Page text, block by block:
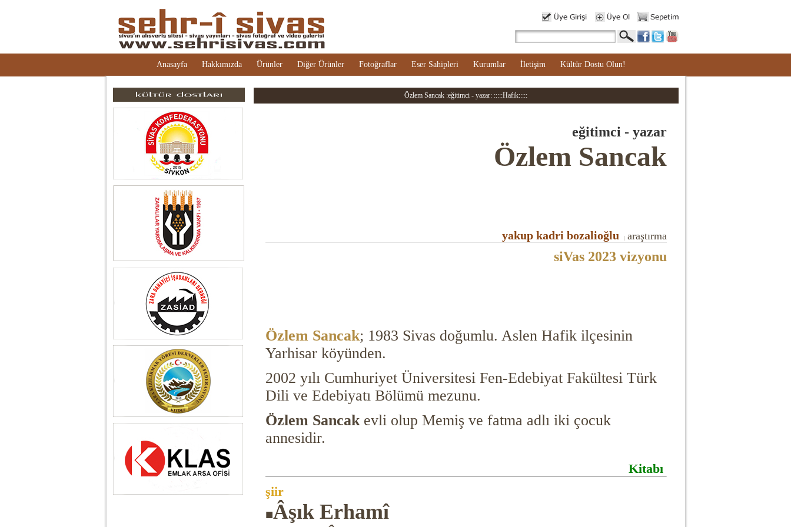
Anasayfa Hakkımızda Ürünler Diğer Ürünler Fotoğraflar Eser Sahipleri Kurumlar İletişim Kültür Dostu Olun!
Özlem Sancak :eğitimci - yazar: :::::Hafik:::::
eğitimci - yazar
Özlem Sancak
yakup kadri bozalioğlu araştırma
siVas 2023 vizyonu
Özlem Sancak; 1983 Sivas doğumlu. Aslen Hafik ilçesinin
Yarhisar köyünden.
2002 yılı Cumhuriyet Üniversitesi Fen-Edebiyat Fakültesi Türk
Dili ve Edebiyatı Bölümü mezunu.
Özlem Sancak evli olup Memiş ve fatma adlı iki çocuk
annesidir.
Kitabı
şiir
■Âşık Erhamî